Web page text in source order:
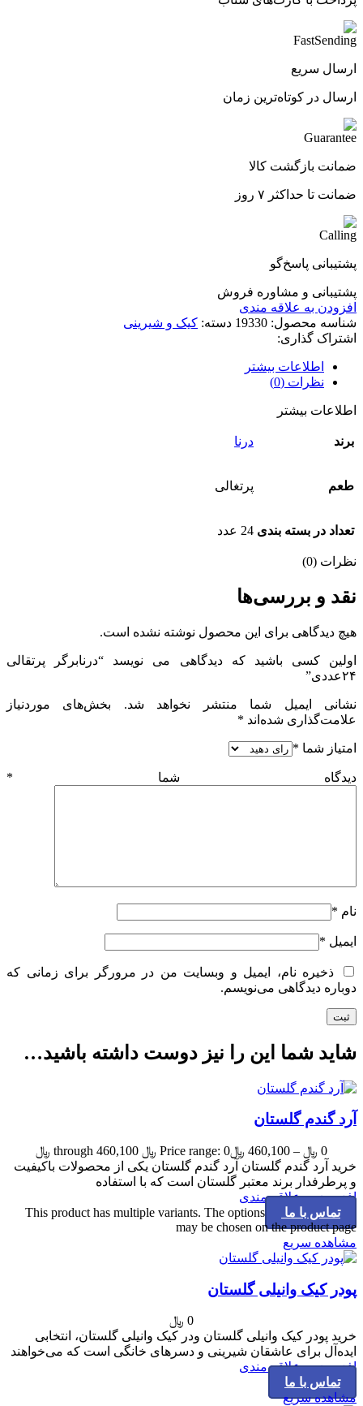
ارسال سریع
ارسال در کوتاه‌ترین زمان
ضمانت بازگشت کالا
ضمانت تا حداکثر ۷ روز
پشتیبانی پاسخ‌گو
پشتیبانی و مشاوره فروش
افزودن به علاقه مندی
شناسه محصول: 19330 دسته: کیک و شیرینی
اشتراک گذاری:
اطلاعات بیشتر
نظرات (0)
اطلاعات بیشتر
برند درنا
طعم پرتغالی
تعداد در بسته بندی 24 عدد
نظرات (0)
نقد و بررسی‌ها
هیچ دیدگاهی برای این محصول نوشته نشده است.
اولین کسی باشید که دیدگاهی می نویسد “درنابرگر پرتقالی
۲۴عددی”
نشانی ایمیل شما منتشر نخواهد شد.
بخش‌های موردنیاز
علامت‌گذاری شده‌اند *
امتیاز شما *
دیدگاه شما *
نام *
ایمیل *
ذخیره نام، ایمیل و وبسایت من در مرورگر برای زمانی که
دوباره دیدگاهی می‌نویسم.
شاید شما این را نیز دوست داشته باشید…
آرد گندم گلستان
0 ﷼ –
460,100 ﷼Price range: 0 ﷼ through 460,100 ﷼
خرید آرد گندم گلستان آرد گندم گلستان یکی از محصولات باکیفیت
و پرطرفدار برند معتبر گلستان است که با استفاده
افزودن به علاقه مندی
تماس با ما
This product has multiple variants. The options
may be chosen on the product page
مشاهده سریع
پودر کیک وانیلی گلستان
0 ﷼
خرید پودر کیک وانیلی گلستان ودر کیک وانیلی گلستان، انتخابی
ایده‌آل برای عاشقان شیرینی و دسرهای خانگی است که می‌خواهند
افزودن به علاقه مندی
تماس با ما
مشاهده سریع